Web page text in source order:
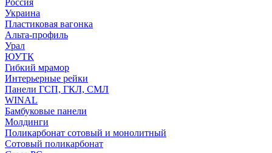
Россия
Украина
Пластиковая вагонка
Альта-профиль
Урал
ЮУТК
Гибкий мрамор
Интерьерные рейки
Панели ГСП, ГКЛ, СМЛ
WINAL
Бамбуковые панели
Молдинги
Поликарбонат сотовый и монолитный
Сотовый поликарбонат